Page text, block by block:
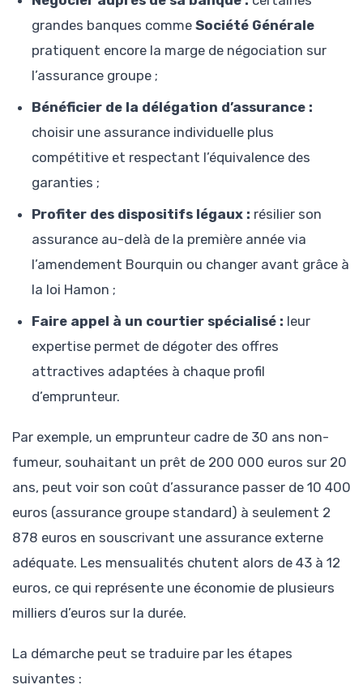
grandes banques comme Société Générale
pratiquent encore la marge de négociation sur
l’assurance groupe ;
Bénéficier de la délégation d’assurance :
choisir une assurance individuelle plus
compétitive et respectant l’équivalence des
garanties ;
Profiter des dispositifs légaux : résilier son
assurance au-delà de la première année via
l’amendement Bourquin ou changer avant grâce à
la loi Hamon ;
Faire appel à un courtier spécialisé : leur
expertise permet de dégoter des offres
attractives adaptées à chaque profil
d’emprunteur.
Par exemple, un emprunteur cadre de 30 ans non-
fumeur, souhaitant un prêt de 200 000 euros sur 20
ans, peut voir son coût d’assurance passer de 10 400
euros (assurance groupe standard) à seulement 2
878 euros en souscrivant une assurance externe
adéquate. Les mensualités chutent alors de 43 à 12
euros, ce qui représente une économie de plusieurs
milliers d’euros sur la durée.
La démarche peut se traduire par les étapes
suivantes :